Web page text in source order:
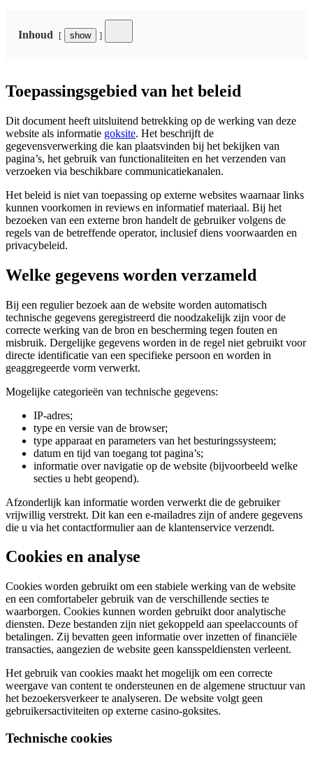
Inhoud show
Toepassingsgebied van het beleid
Dit document heeft uitsluitend betrekking op de werking van deze
website als informatie goksite. Het beschrijft de
gegevensverwerking die kan plaatsvinden bij het bekijken van
pagina’s, het gebruik van functionaliteiten en het verzenden van
verzoeken via beschikbare communicatiekanalen.
Het beleid is niet van toepassing op externe websites waarnaar links
kunnen voorkomen in reviews en informatief materiaal. Bij het
bezoeken van een externe bron handelt de gebruiker volgens de
regels van de betreffende operator, inclusief diens voorwaarden en
privacybeleid.
Welke gegevens worden verzameld
Bij een regulier bezoek aan de website worden automatisch
technische gegevens geregistreerd die noodzakelijk zijn voor de
correcte werking van de bron en bescherming tegen fouten en
misbruik. Dergelijke gegevens worden in de regel niet gebruikt voor
directe identificatie van een specifieke persoon en worden in
geaggregeerde vorm verwerkt.
Mogelijke categorieën van technische gegevens:
IP-adres;
type en versie van de browser;
type apparaat en parameters van het besturingssysteem;
datum en tijd van toegang tot pagina’s;
informatie over navigatie op de website (bijvoorbeeld welke
secties u hebt geopend).
Afzonderlijk kan informatie worden verwerkt die de gebruiker
vrijwillig verstrekt. Dit kan een e-mailadres zijn of andere gegevens
die u via het contactformulier aan de klantenservice verzendt.
Cookies en analyse
Cookies worden gebruikt om een stabiele werking van de website
en een comfortabeler gebruik van de verschillende secties te
waarborgen. Cookies kunnen worden gebruikt door analytische
diensten. Deze bestanden zijn niet gekoppeld aan speelaccounts of
betalingen. Zij bevatten geen informatie over inzetten of financiële
transacties, aangezien de website geen kansspeldiensten verleent.
Het gebruik van cookies maakt het mogelijk om een correcte
weergave van content te ondersteunen en de algemene structuur van
het bezoekersverkeer te analyseren. De website volgt geen
gebruikersactiviteiten op externe casino-goksites.
Technische cookies